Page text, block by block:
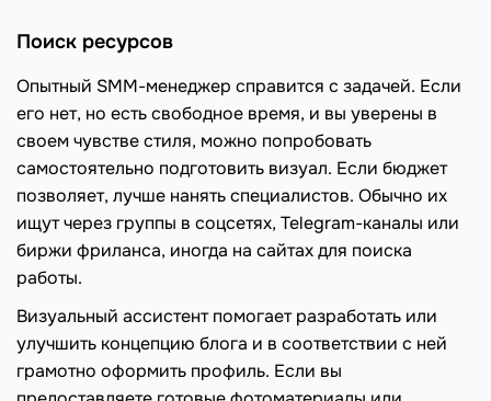
Поиск ресурсов
Опытный SMM-менеджер справится с задачей. Если
его нет, но есть свободное время, и вы уверены в
своем чувстве стиля, можно попробовать
самостоятельно подготовить визуал. Если бюджет
позволяет, лучше нанять специалистов. Обычно их
ищут через группы в соцсетях, Telegram-каналы или
биржи фриланса, иногда на сайтах для поиска
работы.
Визуальный ассистент помогает разработать или
улучшить концепцию блога и в соответствии с ней
грамотно оформить профиль. Если вы